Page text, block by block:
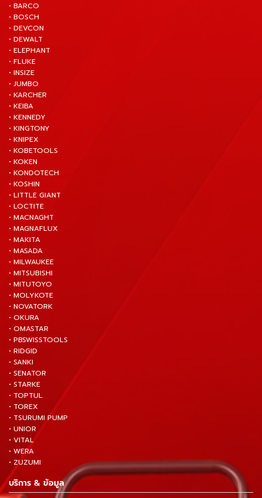
• BARCO
• BOSCH
• DEVCON
• DEWALT
• ELEPHANT
• FLUKE
• INSIZE
• JUMBO
• KARCHER
• KEIBA
• KENNEDY
• KINGTONY
• KNIPEX
• KOBETOOLS
• KOKEN
• KONDOTECH
• KOSHIN
• LITTLE GIANT
• LOCTITE
• MACNAGHT
• MAGNAFLUX
• MAKITA
• MASADA
• MILWAUKEE
• MITSUBISHI
• MITUTOYO
• MOLYKOTE
• NOVATORK
• OKURA
• OMASTAR
• PBSWISSTOOLS
• RIDGID
• SANKI
• SENATOR
• STARKE
• TOPTUL
• TOREX
• TSURUMI PUMP
• UNIOR
• VITAL
• WERA
• ZUZUMI
บริการ & ข้อมูล